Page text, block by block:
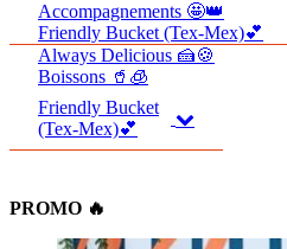
Accompagnements 🤩👑
Friendly Bucket (Tex-Mex)💕
Always Delicious 🍰🍪
Boissons 🥤🧊
Friendly Bucket
(Tex-Mex)💕
PROMO 🔥